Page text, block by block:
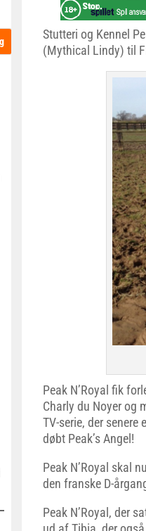
Stutteri og Kennel
(Mythical Lindy) til
Peak N’Royal fik
Charly du Noyer og
TV-serie, der
døbt Peak’s Angel!
Peak N’Royal skal
den franske D-
Peak N’Royal, der